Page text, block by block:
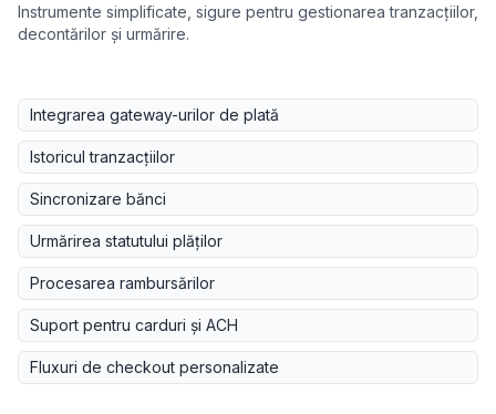
Instrumente simplificate, sigure pentru gestionarea tranzacțiilor,
decontărilor și urmărire.
Integrarea gateway-urilor de plată
Istoricul tranzacțiilor
Sincronizare bănci
Urmărirea statutului plăților
Procesarea rambursărilor
Suport pentru carduri și ACH
Fluxuri de checkout personalizate